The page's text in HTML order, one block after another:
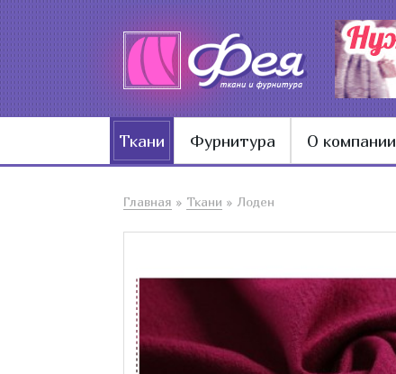
Ткани Фурнитура О компании
Главная » Ткани » Лоден